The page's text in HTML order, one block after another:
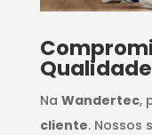
Qualidade
Na Wandertec,
cliente. Nossos